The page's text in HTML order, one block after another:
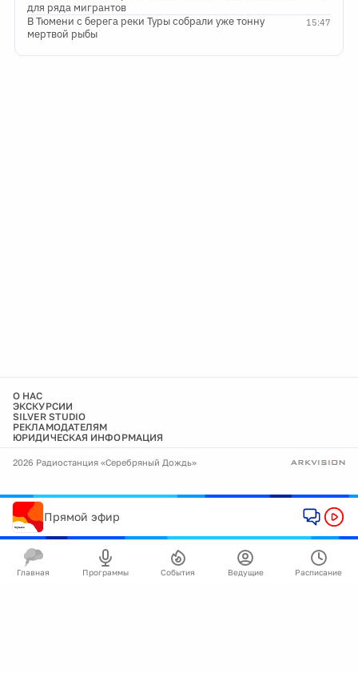
для ряда мигрантов
15:47
В Тюмени с берега реки Туры собрали уже тонну
мертвой рыбы
О НАС
ЭКСКУРСИИ
SILVER STUDIO
РЕКЛАМОДАТЕЛЯМ
ЮРИДИЧЕСКАЯ ИНФОРМАЦИЯ
2026 Радиостанция «Серебряный Дождь»
Прямой эфир
Главная Программы События Ведущие Расписание